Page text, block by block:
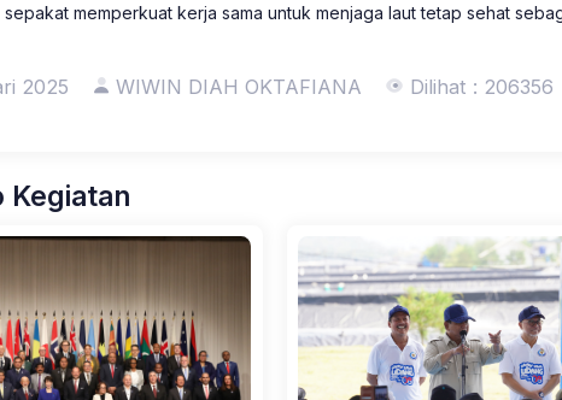
sepakat memperkuat kerja sama untuk menjaga laut tetap sehat
2025 WIWIN DIAH OKTAFIANA Dilihat : 206356
Kegiatan